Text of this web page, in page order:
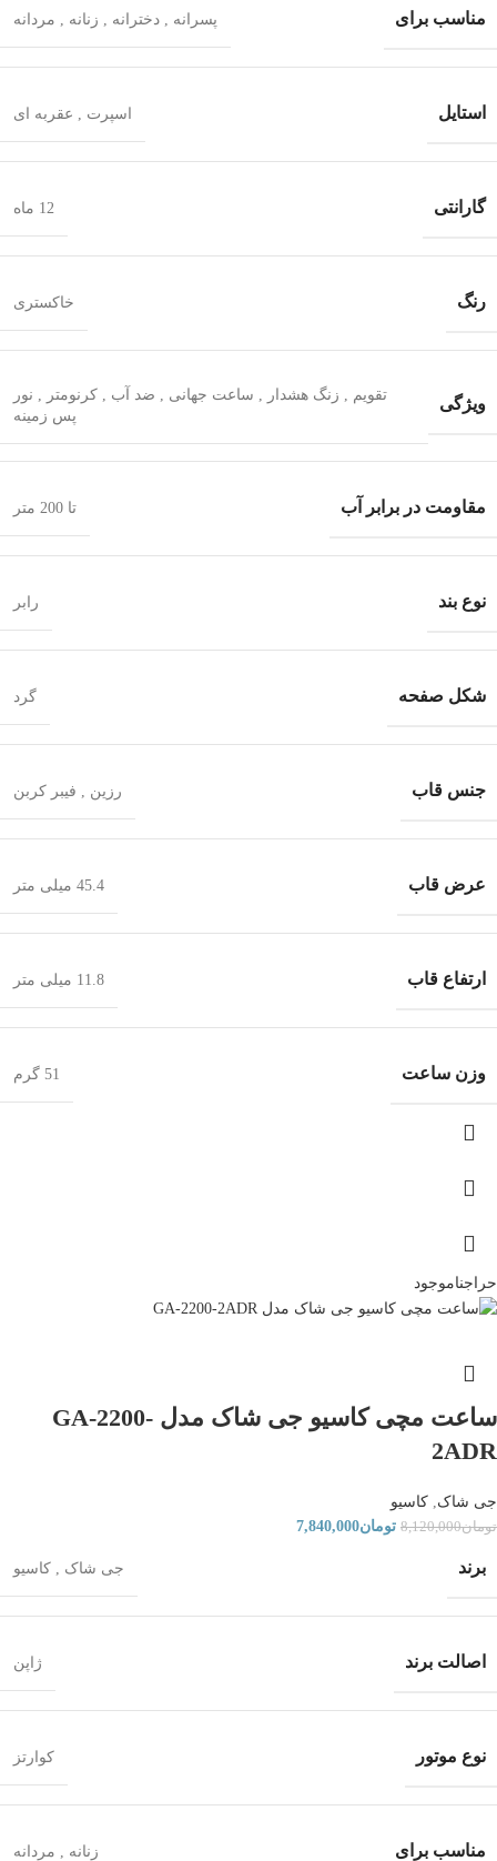
مناسب برای پسرانه دخترانه زنانه مردانه
استایل اسپرت عقربه ای
گارانتی 12 ماه
رنگ خاکستری
ویژگی تقویم زنگ هشدار ساعت جهانی ضد آب کرنومتر
نور
پس زمینه
مقاومت در برابر آب تا 200 متر
نوع بند رابر
شکل صفحه گرد
جنس قاب رزین فیبر کربن
عرض قاب 45.4 میلی متر
ارتفاع قاب 11.8 میلی متر
وزن ساعت 51 گرم
حراجناموجود
ساعت مچی کاسیو جی شاک مدل GA-2200-
2ADR
جی شاک کاسیو
تومان8,120,000 تومان7,840,000
برند جی شاک کاسیو
اصالت برند ژاپن
نوع موتور کوارتز
مناسب برای زنانه مردانه